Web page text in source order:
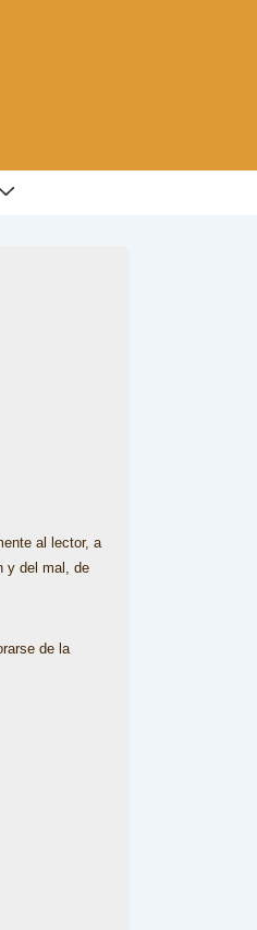
al lector, a
y del mal, de
de la